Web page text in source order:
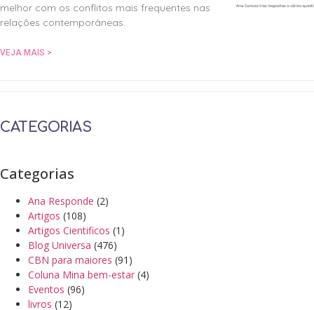
melhor com os conflitos mais frequentes nas
relações contemporâneas.
VEJA MAIS >
CATEGORIAS
Categorias
Ana Responde (2)
Artigos (108)
Artigos Cientificos (1)
Blog Universa (476)
CBN para maiores (91)
Coluna Mina bem-estar (4)
Eventos (96)
livros (12)